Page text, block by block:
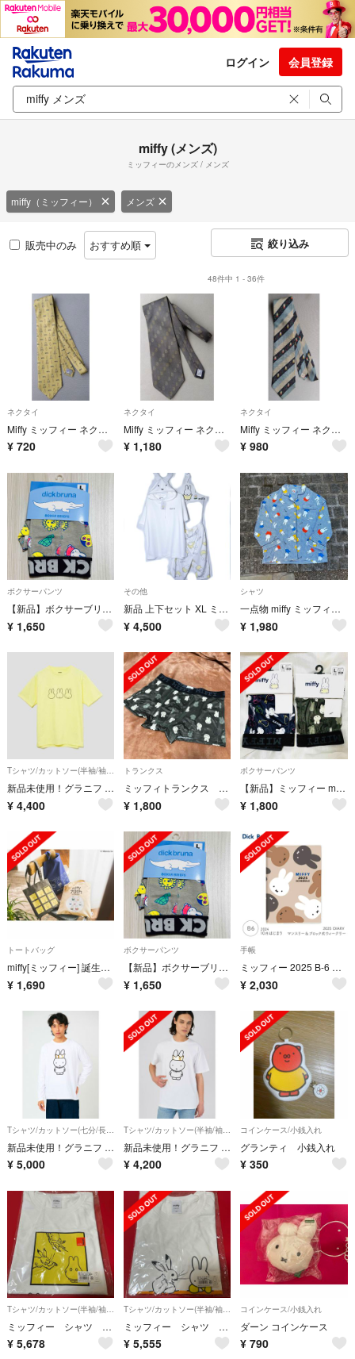
ログイン 会員登録
miffy (メンズ)
ミッフィーのメンズ / メンズ
miffy（ミッフィー） メンズ
販売中のみ おすすめ順 絞り込み
48件中 1 - 36件
ネクタイ
Miffy ミッフィー ネクタイ イエロー 総柄
¥ 720
ネクタイ
Miffy ミッフィー ネクタイ グレー シルク100%
¥ 1,180
ネクタイ
Miffy ミッフィー ネクタイ シルク100% ストライプ
¥ 980
ボクサーパンツ
【新品】ボクサーブリーフ ミッフィー Lサイズ
¥ 1,650
その他
新品 上下セット XL ミッフィー 絵本 なりきり 半袖パーカー 総柄 ハンガー
¥ 4,500
シャツ
一点物 miffy ミッフィー 総柄 パジャマシャツ グランジ L
¥ 1,980
Tシャツ/カットソー(半袖/袖なし)
新品未使用！グラニフ ミッフィー イエロー Tシャツ メンズ Mサイズ
¥ 4,400
トランクス
ミッフィトランクス 新品未使用
¥ 1,800
ボクサーパンツ
【新品】ミッフィー miffy ボクサーブリーフL 股上やや浅め 2枚セット
¥ 1,800
トートバッグ
miffy[ミッフィー] 誕生70周年の限定デザイン トートバッグ3種セット
¥ 1,690
ボクサーパンツ
【新品】ボクサーブリーフ ミッフィー Lサイズ
¥ 1,650
手帳
ミッフィー 2025 B-6 マンスリー&ブロック式ウィークリー
¥ 2,030
新品未使用！グラニフ ミッフィー ロングTシャツ メンズ XLサイズ カットソー
¥ 5,000
新品未使用！グラニフ ミッフィー クラウン ホワイト Tシャツ XLサイズ
¥ 4,200
コインケース/小銭入れ
グランティ 小銭入れ
¥ 350
Tシャツ/カットソー(半袖/袖なし)
ミッフィー シャツ 新品
¥ 5,678
Tシャツ/カットソー(半袖/袖なし)
ミッフィー シャツ 新品
¥ 5,555
コインケース/小銭入れ
ダーン コインケース
¥ 790